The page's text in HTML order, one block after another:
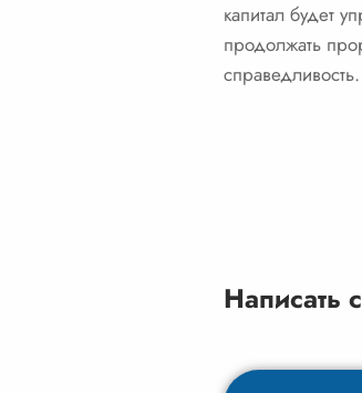
капитал будет
продолжать
справедливость.
Написать